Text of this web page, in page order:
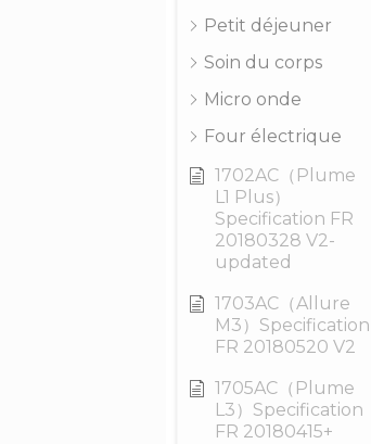
Petit déjeuner
Soin du corps
Micro onde
Four électrique
1702AC（Plume
L1 Plus）
Specification FR
20180328 V2-
updated
1703AC（Allure
M3）Specification
FR 20180520 V2
1705AC（Plume
L3）Specification
FR 20180415+